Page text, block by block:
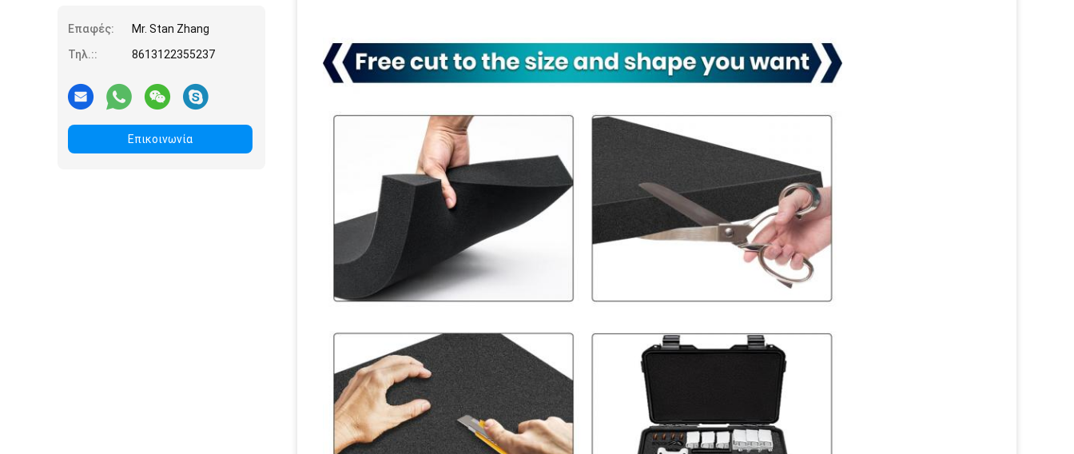
Επαφές:
Mr. Stan Zhang
Τηλ.::
8613122355237
Επικοινωνία